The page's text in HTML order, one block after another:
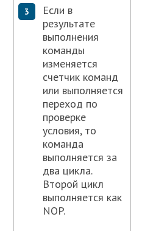
Если в
результате
выполнения
команды
изменяется
счетчик команд
или выполняется
переход по
проверке
условия, то
команда
выполняется за
два цикла.
Второй цикл
выполняется как
NOP.